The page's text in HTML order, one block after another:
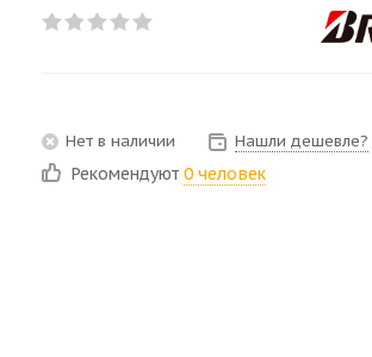
Нет в наличии Нашли дешевле?
Рекомендуют 0 человек